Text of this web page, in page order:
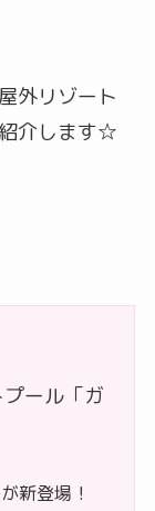
外リゾート
介します☆
ール「ガ
新登場！